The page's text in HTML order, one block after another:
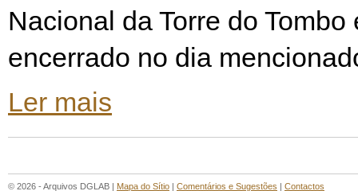
Nacional da Torre do Tombo
encerrado no dia
Ler mais
© 2026 - Arquivos DGLAB | Mapa do Sítio | Comentários e Sugestões | Contactos